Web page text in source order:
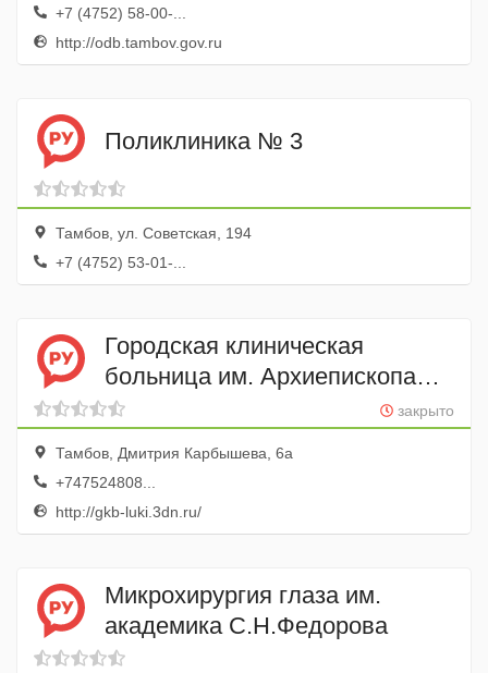
+7 (4752) 58-00-...
http://odb.tambov.gov.ru
Поликлиника № 3
Тамбов, ул. Советская, 194
+7 (4752) 53-01-...
Городская клиническая
больница им. Архиепископа
Луки Поликлиника взрослая
№ 2
закрыто
Тамбов, Дмитрия Карбышева, 6а
+747524808...
http://gkb-luki.3dn.ru/
Микрохирургия глаза им.
академика С.Н.Федорова